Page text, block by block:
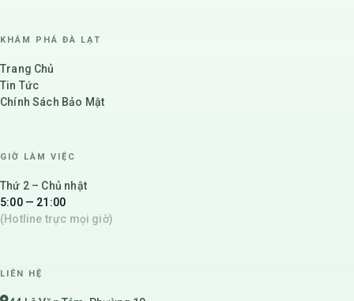
KHÁM PHÁ ĐÀ LẠT
Trang Chủ
Tin Tức
Chính Sách Bảo Mật
GIỜ LÀM VIỆC
Thứ 2 – Chủ nhật
5:00 — 21:00
(Hotline trực mọi giờ)
LIÊN HỆ